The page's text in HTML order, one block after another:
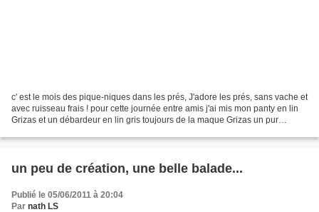
c' est le mois des pique-niques dans les prés, J'adore les prés, sans vache et
avec ruisseau frais ! pour cette journée entre amis j'ai mis mon panty en lin
Grizas et un débardeur en lin gris toujours de la maque Grizas un pur
un peu de création, une belle balade...
Publié le 05/06/2011 à 20:04
Par nath LS